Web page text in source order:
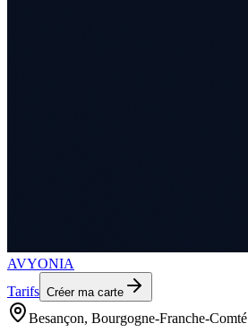
AVYONIA
Tarifs Créer ma carte
Besançon, Bourgogne-Franche-Comté